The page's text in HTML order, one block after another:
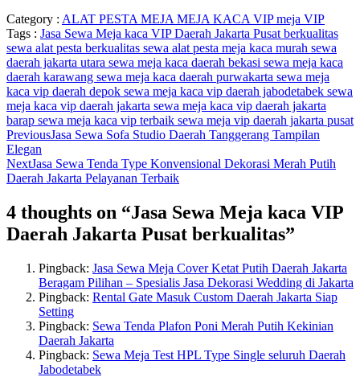
Category : ALAT PESTA MEJA MEJA KACA VIPmeja VIP
Tags : Jasa Sewa Meja kaca VIP Daerah Jakarta Pusat berkualitas
sewa alat pesta berkualitas sewa alat pesta meja kaca murah sewa
daerah jakarta utara sewa meja kaca daerah bekasi sewa meja kaca
daerah karawang sewa meja kaca daerah purwakarta sewa meja
kaca vip daerah depok sewa meja kaca vip daerah jabodetabek sewa
meja kaca vip daerah jakarta sewa meja kaca vip daerah jakarta
barap sewa meja kaca vip terbaik sewa meja vip daerah jakarta pusat
PreviousJasa Sewa Sofa Studio Daerah Tanggerang Tampilan
Elegan
NextJasa Sewa Tenda Type Konvensional Dekorasi Merah Putih
Daerah Jakarta Pelayanan Terbaik
4 thoughts on “Jasa Sewa Meja kaca VIP
Daerah Jakarta Pusat berkualitas”
Pingback: Jasa Sewa Meja Cover Ketat Putih Daerah Jakarta
Beragam Pilihan – Spesialis Jasa Dekorasi Wedding di Jakarta
Pingback: Rental Gate Masuk Custom Daerah Jakarta Siap
Setting
Pingback: Sewa Tenda Plafon Poni Merah Putih Kekinian
Daerah Jakarta
Pingback: Sewa Meja Test HPL Type Single seluruh Daerah
Jabodetabek